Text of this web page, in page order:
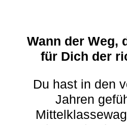
Wann der Weg,
für Dich der
Du hast in den
Jahren